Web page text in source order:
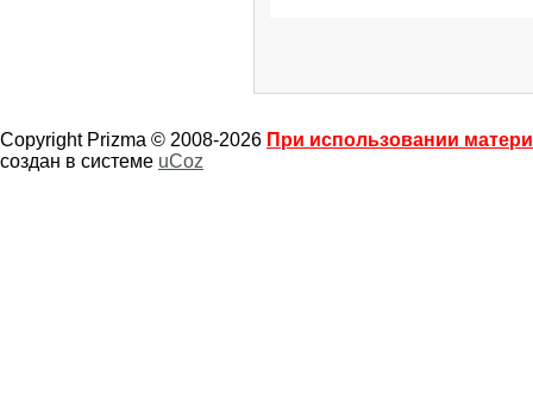
Copyright Prizma © 2008-2026 При использовании
создан в системе uCoz